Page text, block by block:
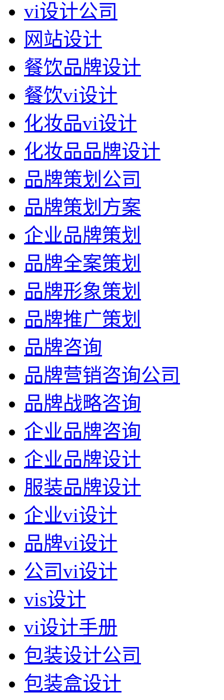
vi设计公司
网站设计
餐饮品牌设计
餐饮vi设计
化妆品vi设计
化妆品品牌设计
品牌策划公司
品牌策划方案
企业品牌策划
品牌全案策划
品牌形象策划
品牌推广策划
品牌咨询
品牌营销咨询公司
品牌战略咨询
企业品牌咨询
企业品牌设计
服装品牌设计
企业vi设计
品牌vi设计
公司vi设计
vis设计
vi设计手册
包装设计公司
包装盒设计